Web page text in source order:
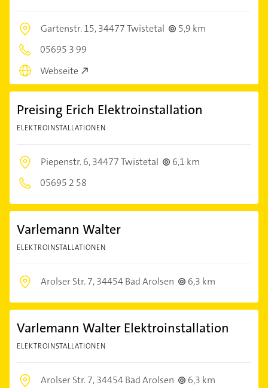
Gartenstr. 15,34477 Twistetal
5,9 km
05695 3 99
Webseite
Preising Erich Elektroinstallation
ELEKTROINSTALLATIONEN
Piepenstr. 6,34477 Twistetal
6,1 km
05695 2 58
Varlemann Walter
ELEKTROINSTALLATIONEN
Arolser Str. 7,34454 Bad Arolsen 6,3 km
Varlemann Walter Elektroinstallation
ELEKTROINSTALLATIONEN
Arolser Str. 7,34454 Bad Arolsen
6,3 km